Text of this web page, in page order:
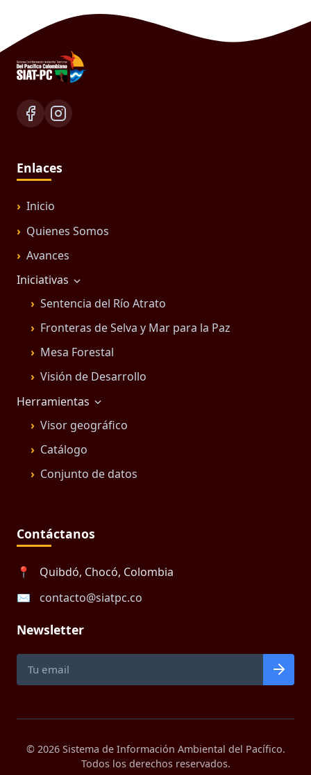
Enlaces
Inicio
Quienes Somos
Avances
Iniciativas
Sentencia del Río Atrato
Fronteras de Selva y Mar para la Paz
Mesa Forestal
Visión de Desarrollo
Herramientas
Visor geográfico
Catálogo
Conjunto de datos
Contáctanos
📍
Quibdó, Chocó, Colombia
✉️
contacto@siatpc.co
Newsletter
© 2026 Sistema de Información Ambiental del Pacífico.
Todos los derechos reservados.